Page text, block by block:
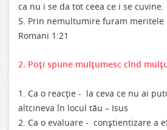
ca nu i se da tot ceea ce i se cuvine.
5. Prin nemultumire furam meritele
Romani 1:21
2. Poţi spune mulţumesc cînd
1. Ca o reacţie - la ceva ce nu ai
altcineva în locul tău – Isus
2. Ca o evaluare - conştientizare a